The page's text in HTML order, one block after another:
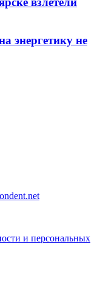
энергетику не
и персональных